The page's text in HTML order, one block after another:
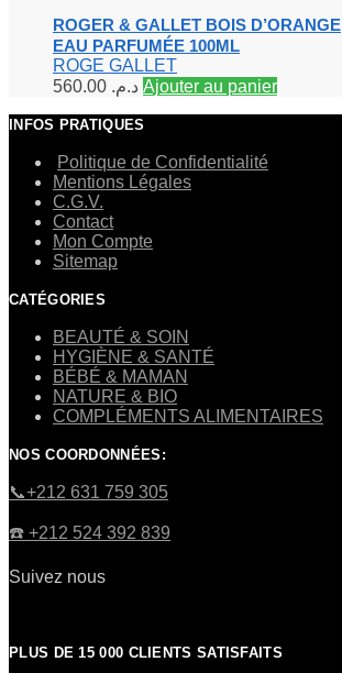
ROGER & GALLET BOIS D’ORANGE
EAU PARFUMÉE 100ML
ROGE GALLET
د.م. Ajouter au panier
INFOS PRATIQUES
Politique de Confidentialité
Mentions Légales
C.G.V.
Contact
Mon Compte
Sitemap
CATÉGORIES
BEAUTÉ & SOIN
HYGIÈNE & SANTÉ
BÉBÉ & MAMAN
NATURE & BIO
COMPLÉMENTS ALIMENTAIRES
NOS COORDONNÉES:
​📞+212 631 759 305
☎️​ +212 524 392 839
Suivez nous
PLUS DE 15 000 CLIENTS SATISFAITS